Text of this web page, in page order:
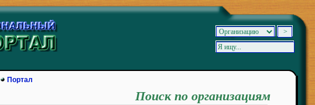
Портал
Поиск по организациям